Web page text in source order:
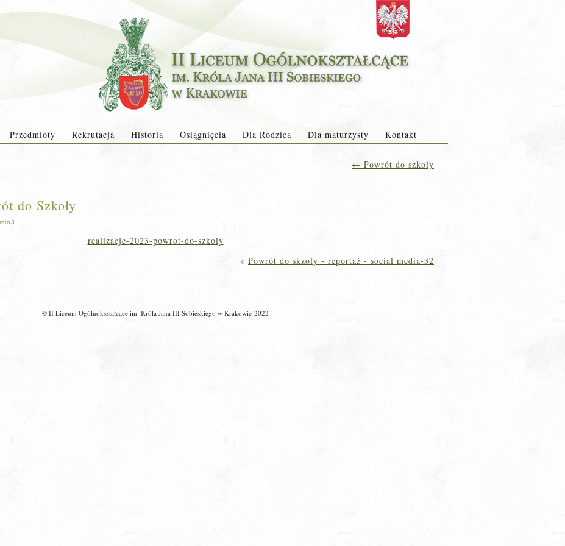
Przedmioty Rekrutacja Historia Osiągnięcia Dla Rodzica Dla maturzysty Kontakt
← Powrót do szkoły
do Szkoły
realizacje-2023-powrot-do-szkoly
« Powrót do skzoły - reportaż - social media-32
© II Liceum Ogólnokształcące im. Króla Jana III Sobieskiego w Krakowie 2022